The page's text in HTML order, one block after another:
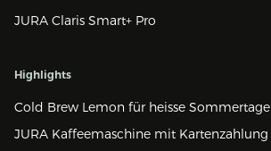
JURA Claris Smart+ Pro
Highlights
Cold Brew Lemon für heisse Sommertage
JURA Kaffeemaschine mit Kartenzahlung